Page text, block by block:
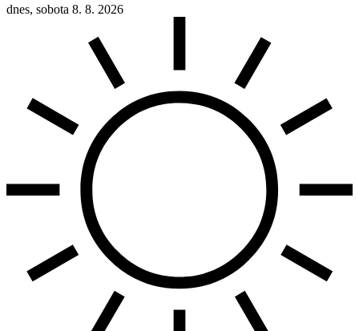
dnes, sobota 8. 8. 2026